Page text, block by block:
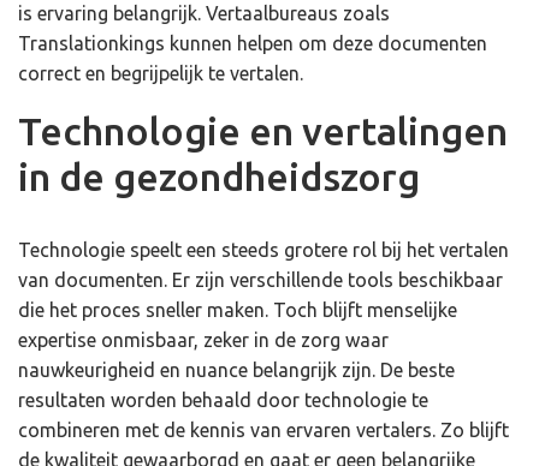
is ervaring belangrijk. Vertaalbureaus zoals
Translationkings kunnen helpen om deze documenten
correct en begrijpelijk te vertalen.
Technologie en vertalingen
in de gezondheidszorg
Technologie speelt een steeds grotere rol bij het vertalen
van documenten. Er zijn verschillende tools beschikbaar
die het proces sneller maken. Toch blijft menselijke
expertise onmisbaar, zeker in de zorg waar
nauwkeurigheid en nuance belangrijk zijn. De beste
resultaten worden behaald door technologie te
combineren met de kennis van ervaren vertalers. Zo blijft
de kwaliteit gewaarborgd en gaat er geen belangrijke